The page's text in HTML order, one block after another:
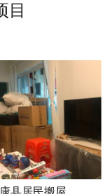
目
县居民搬屋